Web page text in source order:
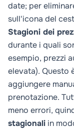
date; per
sull'icona del
Stagioni dei
durante i quali
esempio, prezzi
elevata). Questo
aggiungere
prenotazione.
meno errori,
stagionali in